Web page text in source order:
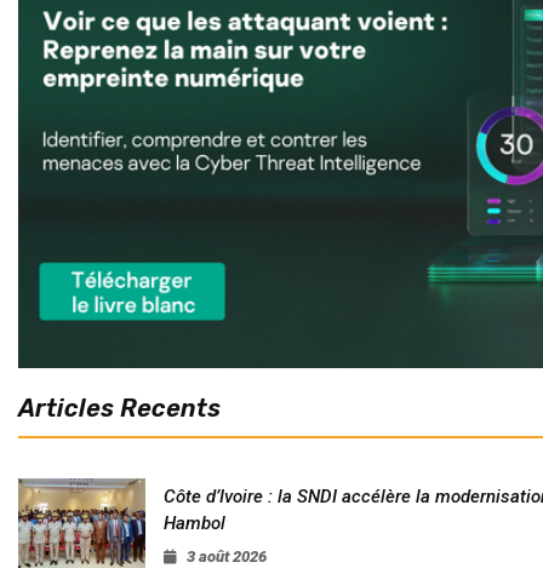
Articles Recents
Côte d’Ivoire : la SNDI accélère la
Hambol
3 août 2026